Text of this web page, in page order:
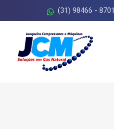
(31) 98466 - 8701